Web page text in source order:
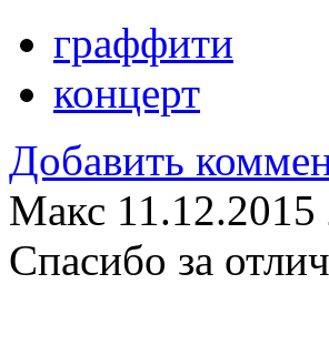
граффити
концерт
Добавить
Макс 11.12.2015
Спасибо за